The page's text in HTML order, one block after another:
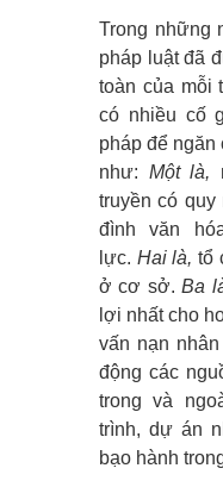
Trong những
pháp luật đã
toàn của mỗi
có nhiều cố
pháp để
như: Một là,
truyền có
đình văn
lực. Hai là, tổ
ở cơ sở.Ba
lợi nhất cho
vấn nạn
động các
trong và
trình, dự án
bạo hành